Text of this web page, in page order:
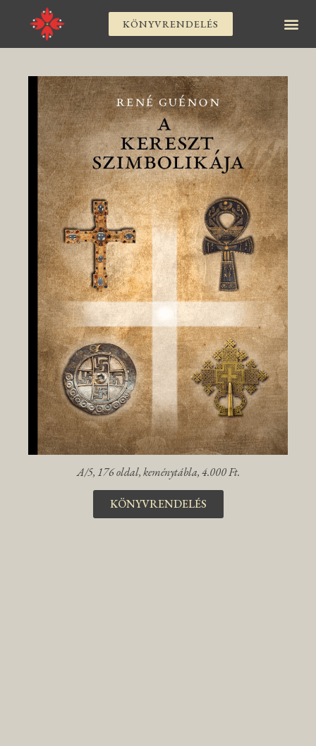
KÖNYVRENDELÉS
A/5, 176 oldal, keménytábla, 4.000 Ft.
KÖNYVRENDELÉS